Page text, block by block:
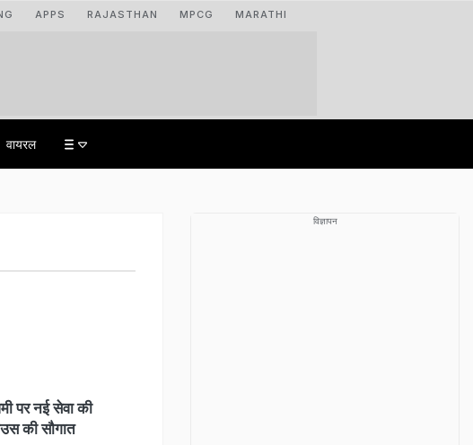
APPS RAJASTHAN MPCG MARATHI
वायरल
पर नई सेवा की
की सौगात
विज्ञापन